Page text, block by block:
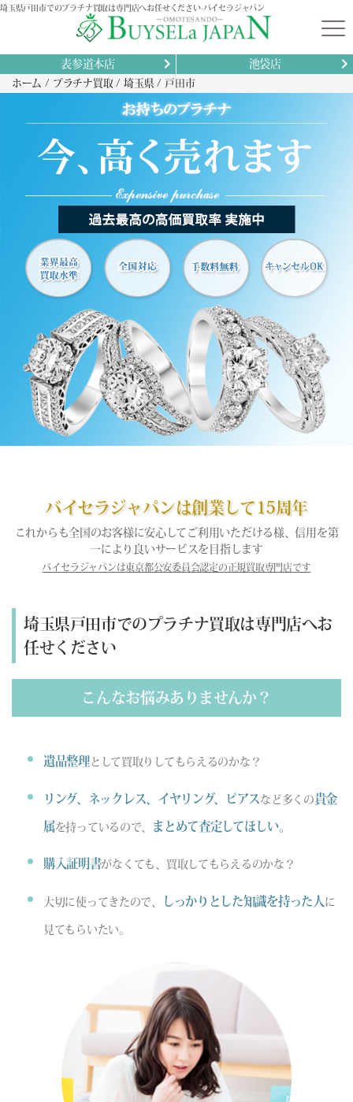
埼玉県戸田市でのプラチナ買取は専門店へお任せください-バイセラジャパン
表参道本店 池袋店
ホーム プラチナ買取 埼玉県 戸田市
バイセラジャパンは創業して15周年
これからも全国のお客様に安心してご利用いただける様、信用を第
一により良いサービスを目指します
バイセラジャパンは東京都公安委員会認定の正規買取専門店です
埼玉県戸田市でのプラチナ買取は専門店へお
任せください
こんなお悩みありませんか？
遺品整理として買取りしてもらえるのかな？
リング、ネックレス、イヤリング、ピアス など多くの貴金
属を持っているので、 まとめて査定してほしい。
購入証明書がなくても、買取してもらえるのかな？
大切に使ってきたので、 しっかりとした知識を持った人 に
見てもらいたい。